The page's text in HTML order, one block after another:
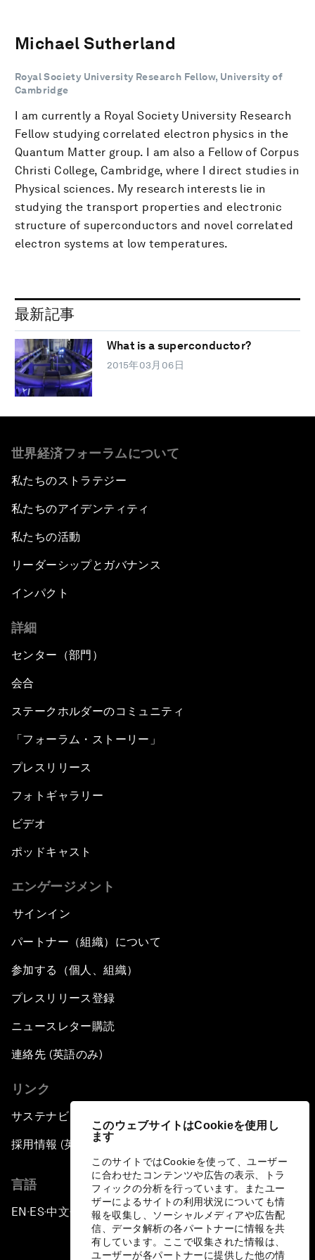
このウェブサイトはCookieを使用し
ます
このサイトではCookieを使って、ユーザー
に合わせたコンテンツや広告の表示、トラ
フィックの分析を行っています。またユー
ザーによるサイトの利用状況についても情
報を収集し、ソーシャルメディアや広告配
信、データ解析の各パートナーに情報を共
有しています。ここで収集された情報は、
ユーザーが各パートナーに提供した他の情
Michael Sutherland
Royal Society University Research Fellow, University of
Cambridge
I am currently a Royal Society University Research
Fellow studying correlated electron physics in the
Quantum Matter group. I am also a Fellow of Corpus
Christi College, Cambridge, where I direct studies in
Physical sciences. My research interests lie in
studying the transport properties and electronic
structure of superconductors and novel correlated
electron systems at low temperatures.
最新記事
What is a superconductor?
2015年03月06日
世界経済フォーラムについて
私たちのストラテジー
私たちのアイデンティティ
私たちの活動
リーダーシップとガバナンス
インパクト
詳細
センター（部門）
会合
ステークホルダーのコミュニティ
「フォーラム・ストーリー」
プレスリリース
フォトギャラリー
ビデオ
ポッドキャスト
エンゲージメント
サインイン
パートナー（組織）について
参加する（個人、組織）
プレスリリース登録
ニュースレター購読
連絡先 (英語のみ)
リンク
サステナビリティへの取り組み
採用情報 (英語のみ)
言語
EN ▪ES▪中文▪ 日本語